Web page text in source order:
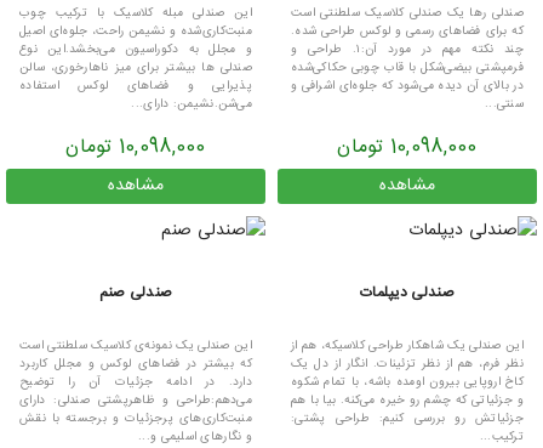
صندلی رها یک صندلی کلاسیک سلطنتی است
که برای فضاهای رسمی و لوکس طراحی شده.
چند نکته مهم در مورد آن:۱. طراحی و
فرمپشتی بیضی‌شکل با قاب چوبی حکاکی‌شده
در بالای آن دیده می‌شود که جلوه‌ای اشرافی و
سنتی...
10,098,000 تومان
مشاهده
این صندلی مبله کلاسیک با ترکیب چوب
منبت‌کاری‌شده و نشیمن راحت، جلوه‌ای اصیل
و مجلل به دکوراسیون می‌بخشد.این نوع
صندلی ها بیشتر برای میز ناهارخوری، سالن
پذیرایی و فضاهای لوکس استفاده
می‌شن.نشیمن: دارای...
10,098,000 تومان
مشاهده
صندلی دیپلمات
این صندلی یک شاهکار طراحی کلاسیکه، هم از
نظر فرم، هم از نظر تزئینات. انگار از دل یک
کاخ اروپایی بیرون اومده باشه، با تمام شکوه
و جزئیاتی که چشم رو خیره می‌کنه. بیا با هم
جزئیاتش رو بررسی کنیم: طراحی پشتی:
ترکیب...
صندلی صنم
این صندلی یک نمونه‌ی کلاسیک سلطنتی است
که بیشتر در فضاهای لوکس و مجلل کاربرد
دارد. در ادامه جزئیات آن را توضیح
می‌دهم:طراحی و ظاهرپشتی صندلی: دارای
منبت‌کاری‌های پرجزئیات و برجسته با نقش
و نگارهای اسلیمی و...